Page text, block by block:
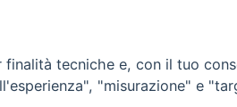
Piazza Andrea D'Isernia, 2
86170 Isernia
086550849
tecniche e, con il tuo
"misurazione" e